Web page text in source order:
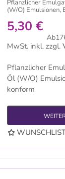
Pflanzlicher
(W/O) Emulsionen,
5,30 €
MwSt. inkl. zzgl.
Pflanzlicher
Öl (W/O)
konform